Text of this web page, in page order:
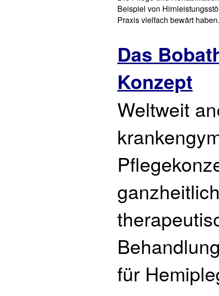
Beispiel von
Praxis vielfach bewärt haben.
Das
Konzept
Weltweit
für